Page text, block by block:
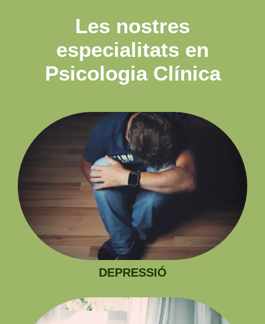
Les nostres
especialitats en
Psicologia Clínica
DEPRESSIÓ